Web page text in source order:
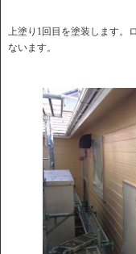
上塗り1回目を塗装します
ないます。